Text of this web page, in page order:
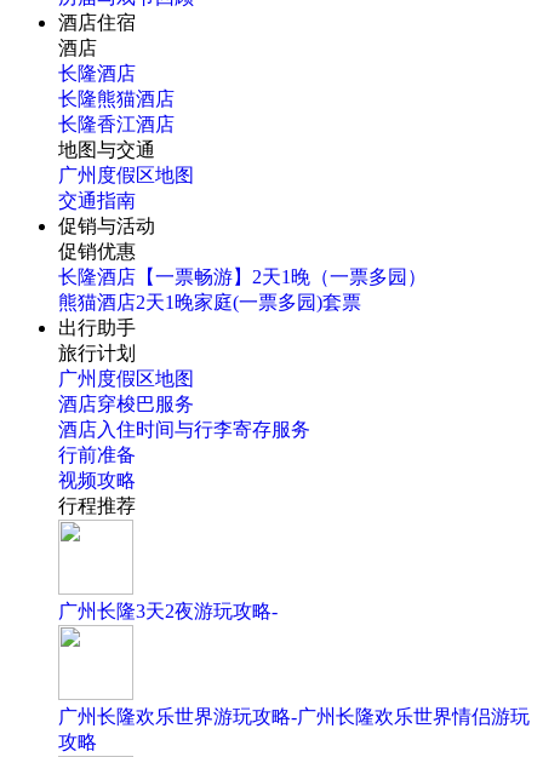
酒店住宿
酒店
长隆酒店
长隆熊猫酒店
长隆香江酒店
地图与交通
广州度假区地图
交通指南
促销与活动
促销优惠
长隆酒店【一票畅游】2天1晚（一票多园）
熊猫酒店2天1晚家庭(一票多园)套票
出行助手
旅行计划
广州度假区地图
酒店穿梭巴服务
酒店入住时间与行李寄存服务
行前准备
视频攻略
行程推荐
广州长隆3天2夜游玩攻略-
广州长隆欢乐世界游玩攻略-广州长隆欢乐世界情侣游玩
攻略